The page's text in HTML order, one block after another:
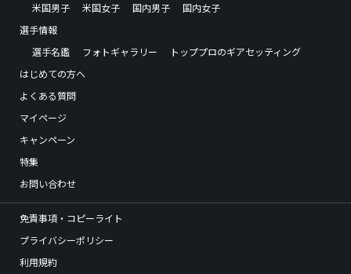
米国男子
米国女子 国内男子
国内女子
選手情報
選手名鑑
フォトギャラリー
トッププロのギアセッティング
はじめての方へ
よくある質問
マイページ
キャンペーン
特集
お問い合わせ
免責事項・コピーライト
プライバシーポリシー
利用規約